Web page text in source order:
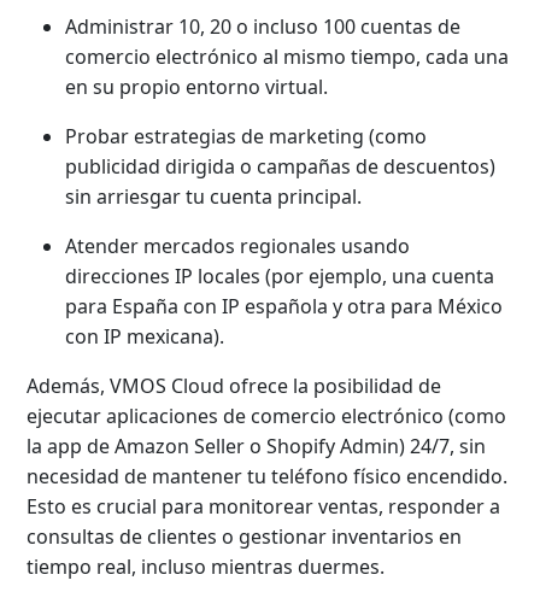
Administrar 10, 20 o incluso 100 cuentas de
comercio electrónico al mismo tiempo, cada una
en su propio entorno virtual.
Probar estrategias de marketing (como
publicidad dirigida o campañas de descuentos)
sin arriesgar tu cuenta principal.
Atender mercados regionales usando
direcciones IP locales (por ejemplo, una cuenta
para España con IP española y otra para México
con IP mexicana).
Además, VMOS Cloud ofrece la posibilidad de
ejecutar aplicaciones de comercio electrónico (como
la app de Amazon Seller o Shopify Admin) 24/7, sin
necesidad de mantener tu teléfono físico encendido.
Esto es crucial para monitorear ventas, responder a
consultas de clientes o gestionar inventarios en
tiempo real, incluso mientras duermes.